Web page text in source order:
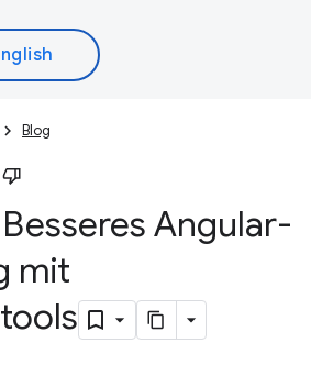
Blog
Angular-
mit